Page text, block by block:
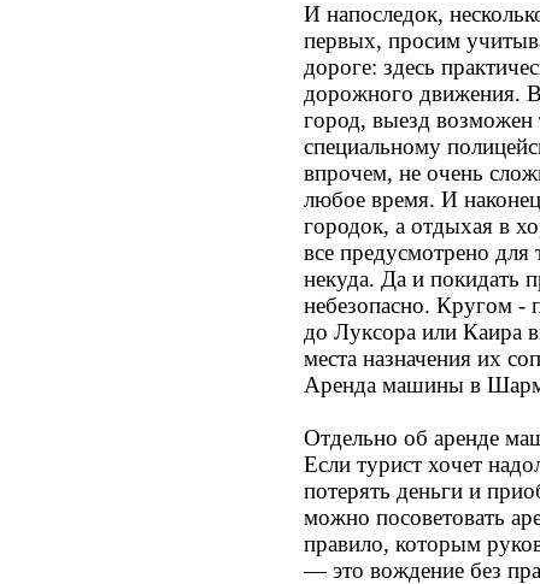
И напоследок,
первых, просим
дороге: здесь
дорожного движения.
город, выезд возможен
специальному
впрочем, не очень
любое время. И
городок, а отдыхая в
все предусмотрено для
некуда. Да и покидать
небезопасно. Кругом -
до Луксора или Каира
места назначения их
Аренда машины в
Отдельно об аренде
Если турист хочет
потерять деньги и
можно посоветовать
правило, которым
— это вождение без